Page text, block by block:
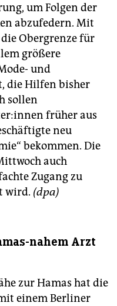
um Folgen der
abzufedern. Mit
Obergrenze für
größere
und
die Hilfen bisher
sollen
früher aus
neu
bekommen. Die
auch
Zugang zu
wird. (dpa)
nahem Arzt
zur Hamas hat die
einem Berliner